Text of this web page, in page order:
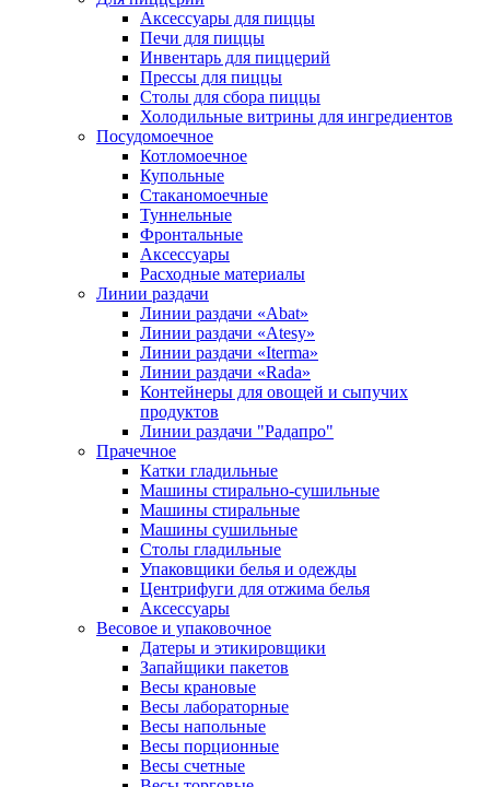
Аксессуары для пиццы
Печи для пиццы
Инвентарь для пиццерий
Прессы для пиццы
Столы для сбора пиццы
Холодильные витрины для ингредиентов
Посудомоечное
Котломоечное
Купольные
Стаканомоечные
Туннельные
Фронтальные
Аксессуары
Расходные материалы
Линии раздачи
Линии раздачи «Abat»
Линии раздачи «Atesy»
Линии раздачи «Iterma»
Линии раздачи «Rada»
Контейнеры для овощей и сыпучих
продуктов
Линии раздачи "Радапро"
Прачечное
Катки гладильные
Машины стирально-сушильные
Машины стиральные
Машины сушильные
Столы гладильные
Упаковщики белья и одежды
Центрифуги для отжима белья
Аксессуары
Весовое и упаковочное
Датеры и этикировщики
Запайщики пакетов
Весы крановые
Весы лабораторные
Весы напольные
Весы порционные
Весы счетные